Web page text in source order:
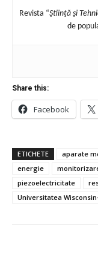
Revista “Ştiinţă şi
de
Share this:
Facebook
ETICHETE aparate
energie
piezoelectricitate
Universitatea